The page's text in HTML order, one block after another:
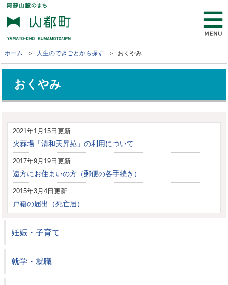
ホーム ＞ 人生のできごとから探す ＞ おくやみ
おくやみ
2021年1月15日更新
火葬場「清和天昇苑」の利用について
2017年9月19日更新
遠方にお住まいの方（郵便の各手続き）
2015年3月4日更新
戸籍の届出（死亡届）
妊娠・子育て
就学・就職